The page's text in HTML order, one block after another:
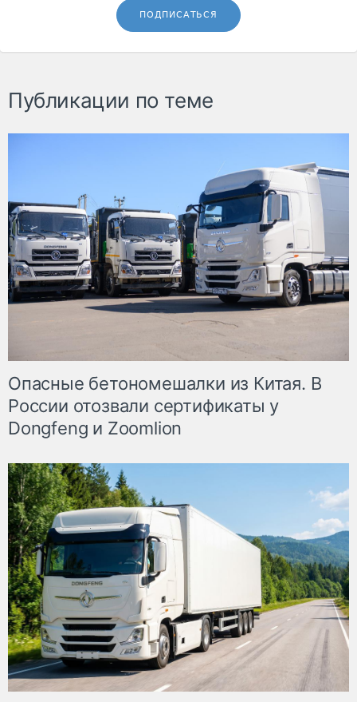
ПОДПИСАТЬСЯ
Публикации по теме
Опасные бетономешалки из Китая. В
России отозвали сертификаты у
Dongfeng и Zoomlion